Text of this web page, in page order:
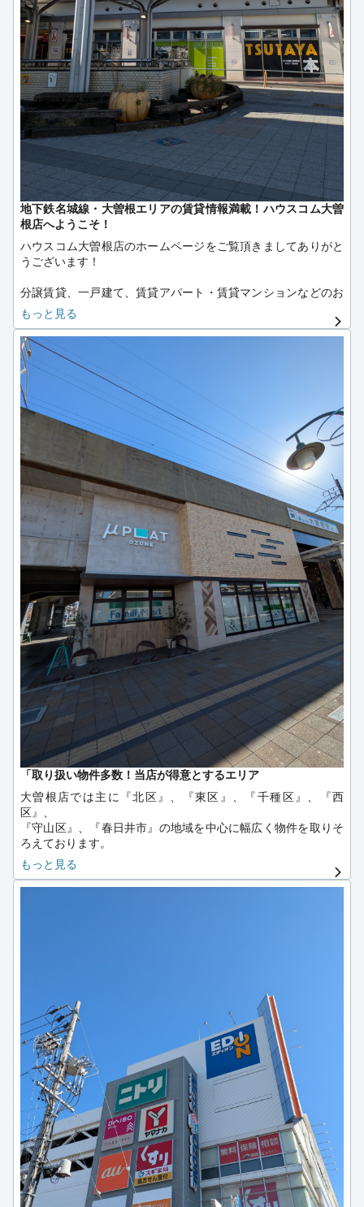
地下鉄名城線・大曽根エリアの賃貸情報満載！ハウスコム大曽
根店へようこそ！
ハウスコム大曽根店のホームページをご覧頂きましてありがと
うございます！
分譲賃貸、一戸建て、賃貸アパート・賃貸マンションなどのお
部屋探しはハウスコム大曽根店におまかせください！
ハウスコムスタッフがお客様の目線に立ち、全力でお手伝いい
たします。
ＪＲ中央本線、地下鉄名城線、名鉄瀬戸線、ゆとりーとライン
の4線が交差する利便性ある大曽根です！
地域性や物件の特徴など全ての面でご納得いただき、新生活を
笑顔でスタート頂けるように全力でサポートいたします。
当店でお取り扱いしている物件の詳細は下記の通りです。
～取扱物件詳細～
・新築物件（各建築会社提携あり）
・駅徒歩圏内物件
・ペット飼育可能物件（小型・中型・大型犬、猫…なんでもご
相談ください）
・一人暮らし様向け物件（コスト重視物件も多数ございます）
・新婚様向け物件
・ご家族様向け物件（一戸建もございます）
・学生様向け物件
・ご転勤者様向け物件（ご要望にぴったりなお部屋をお探しし
ます）
・ルームシェア可能物件
・建替えによる短期契約可能物件
・分譲マンション賃貸物件
・一戸建賃貸物件
・店舗、事務所物件 … などなどです。
ぜひご相談いただければと思います！
もっと見る
「取り扱い物件多数！当店が得意とするエリア
大曽根店では主に『北区』、『東区』、『千種区』、『西
区』、
『守山区』、『春日井市』の地域を中心に幅広く物件を取りそ
ろえております。
大曽根駅はＪＲ、名鉄、市営鉄道、ゆとりーとライン、市バス
などたくさんの交通機関が使えて、栄や名古屋駅にも15分以内
皆様のご来店、心よりお待ち申し上げております。
もっと見る